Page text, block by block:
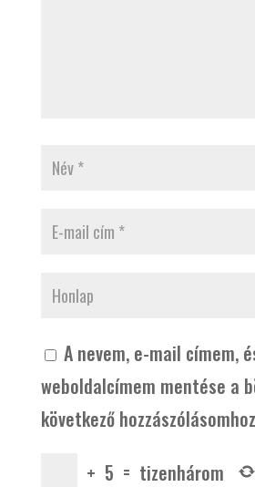
A nevem, e-mail címem,
weboldalcímem mentése a
következő
+ 5 = tizenhárom